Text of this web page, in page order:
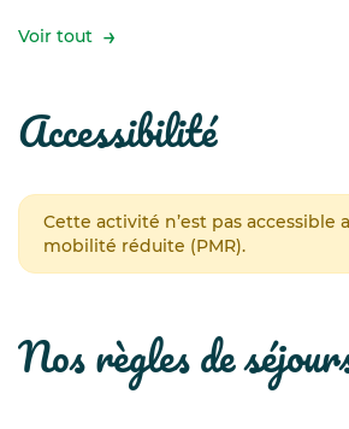
Voir tout
accessibilité
Cette activité n’est pas accessible
mobilité réduite (PMR).
nos règles de